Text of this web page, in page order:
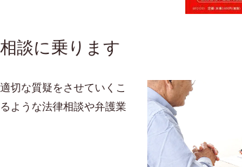
談に乗ります
切な質疑をさせていくこ
ような法律相談や弁護業